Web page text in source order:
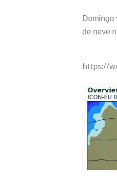
Domingo
de neve
https://